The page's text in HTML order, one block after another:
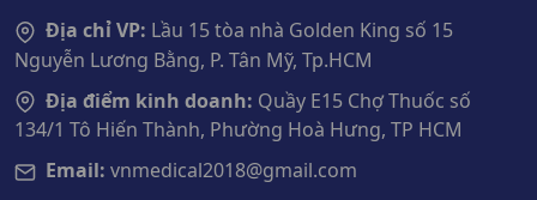
Địa chỉ VP: Lầu 15 tòa nhà Golden King số 15
Nguyễn Lương Bằng, P. Tân Mỹ, Tp.HCM
Địa điểm kinh doanh: Quầy E15 Chợ Thuốc số
134/1 Tô Hiến Thành, Phường Hoà Hưng, TP HCM
Email: vnmedical2018@gmail.com